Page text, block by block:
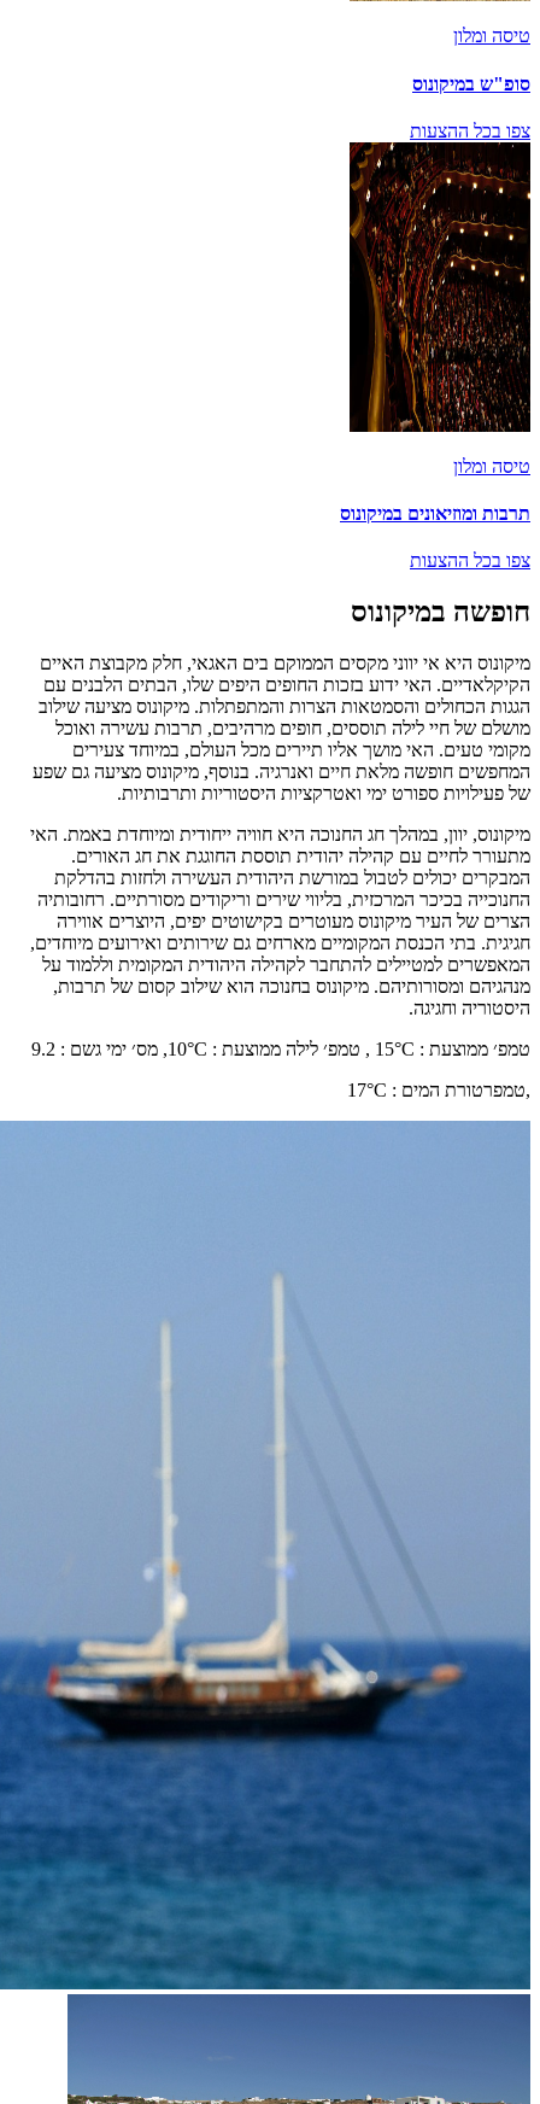
טיסה ומלון
סופ"ש במיקונוס
צפו בכל ההצעות
טיסה ומלון
תרבות ומוזיאונים במיקונוס
צפו בכל ההצעות
חופשה במיקונוס
מיקונוס היא אי יווני מקסים הממוקם בים האגאי, חלק מקבוצת האיים
הקיקלאדיים. האי ידוע בזכות החופים היפים שלו, הבתים הלבנים עם
הגגות הכחולים והסמטאות הצרות והמתפתלות. מיקונוס מציעה שילוב
מושלם של חיי לילה תוססים, חופים מרהיבים, תרבות עשירה ואוכל
מקומי טעים. האי מושך אליו תיירים מכל העולם, במיוחד צעירים
המחפשים חופשה מלאת חיים ואנרגיה. בנוסף, מיקונוס מציעה גם שפע
של פעילויות ספורט ימי ואטרקציות היסטוריות ותרבותיות.
מיקונוס, יוון, במהלך חג החנוכה היא חוויה ייחודית ומיוחדת באמת. האי
מתעורר לחיים עם קהילה יהודית תוססת החוגגת את חג האורים.
המבקרים יכולים לטבול במורשת היהודית העשירה ולחזות בהדלקת
החנוכייה בכיכר המרכזית, בליווי שירים וריקודים מסורתיים. רחובותיה
הצרים של העיר מיקונוס מעוטרים בקישוטים יפים, היוצרים אווירה
חגיגית. בתי הכנסת המקומיים מארחים גם שירותים ואירועים מיוחדים,
המאפשרים למטיילים להתחבר לקהילה היהודית המקומית וללמוד על
מנהגיהם ומסורותיהם. מיקונוס בחנוכה הוא שילוב קסום של תרבות,
היסטוריה וחגיגה.
טמפ׳ ממוצעת :
15°C , טמפ׳ לילה ממוצעת :
10°C, מס׳ ימי גשם :
9.2
,טמפרטורת המים :
17°C